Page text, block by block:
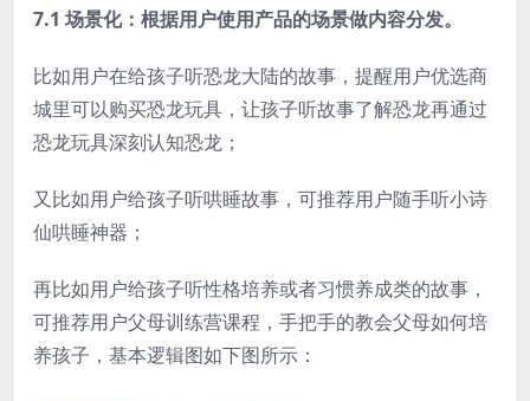
7.1 场景化：根据用户使用产品的场景做内容分发。
比如用户在给孩子听恐龙大陆的故事，提醒用户优选商
城里可以购买恐龙玩具，让孩子听故事了解恐龙再通过
恐龙玩具深刻认知恐龙；
又比如用户给孩子听哄睡故事，可推荐用户随手听小诗
仙哄睡神器；
再比如用户给孩子听性格培养或者习惯养成类的故事，
可推荐用户父母训练营课程，手把手的教会父母如何培
养孩子，基本逻辑图如下图所示：